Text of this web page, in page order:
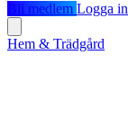
Bli medlem Logga in
Hem & Trädgård